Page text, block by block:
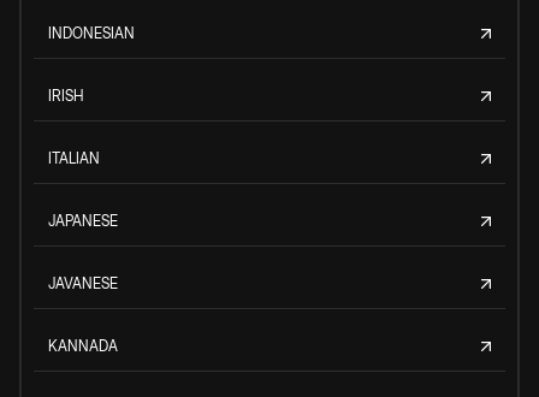
INDONESIAN
IRISH
ITALIAN
JAPANESE
JAVANESE
KANNADA